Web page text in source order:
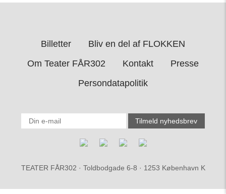
Billetter
Bliv en del af FLOKKEN
Om Teater FÅR302
Kontakt
Presse
Persondatapolitik
TEATER FÅR302 · Toldbodgade 6-8 · 1253 København K